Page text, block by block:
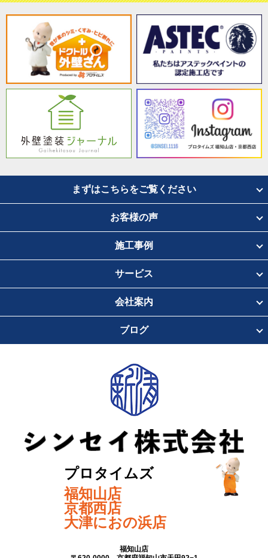
まずはこちらをご覧ください
お客様の声
施工事例
サービス
会社案内
ブログ
プロタイムズ
福知山店
京都西店
大津におの浜店
福知山店